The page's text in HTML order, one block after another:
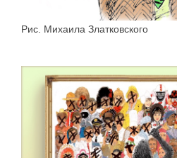
Рис. Михаила Златковского